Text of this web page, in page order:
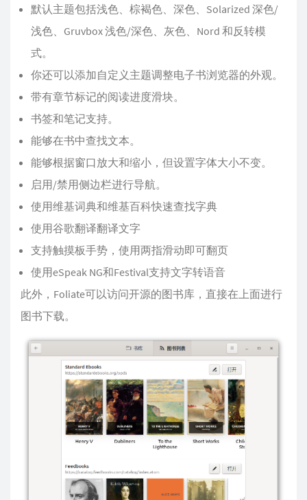
默认主题包括浅色、棕褐色、深色、Solarized 深色/
浅色、Gruvbox 浅色/深色、灰色、Nord 和反转模
式。
你还可以添加自定义主题调整电子书浏览器的外观。
带有章节标记的阅读进度滑块。
书签和笔记支持。
能够在书中查找文本。
能够根据窗口放大和缩小，但设置字体大小不变。
启用/禁用侧边栏进行导航。
使用维基词典和维基百科快速查找字典
使用谷歌翻译翻译文字
支持触摸板手势，使用两指滑动即可翻页
使用eSpeak NG和Festival支持文字转语音
此外，Foliate可以访问开源的图书库，直接在上面进行
图书下载。